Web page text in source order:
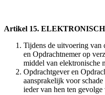
Artikel 15.
Tijdens de uitvoering van
en Opdrachtnemer op
middel van elektronische
Opdrachtgever en
aansprakelijk voor
ieder van hen ten